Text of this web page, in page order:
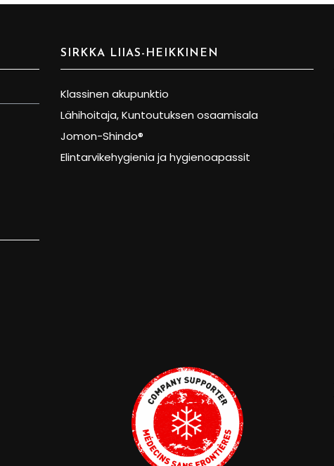
SIRKKA LIIAS-HEIKKINEN
Klassinen akupunktio
Lähihoitaja, Kuntoutuksen osaamisala
Jomon-Shindo®
Elintarvikehygienia ja hygienoapassit